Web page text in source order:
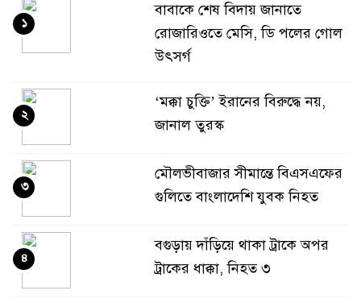
বাবাকে শেষ বিদায় জানাতে
রোজারিওতে মেসি, ডি পলের গোল
উৎসর্গ
১
‘মক্কা চুক্তি’ ইরানের বিরুদ্ধে নয়,
জানাল তুরস্ক
২
মৌলভীবাজার সীমান্তে বিএসএফের
গুলিতে বাংলাদেশি যুবক নিহত
৩
বগুড়ায় দাঁড়িয়ে থাকা ট্রাকে অপর
ট্রাকের ধাক্কা, নিহত ৩
৪